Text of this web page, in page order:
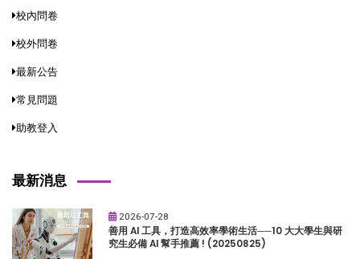
校內問卷
校外問卷
最新公告
常見問題
助教登入
最新消息
2026-07-28
善用 AI 工具，打造高效率學術生活──10 大大學生與研
究生必備 AI 幫手推薦 ! (20250825)